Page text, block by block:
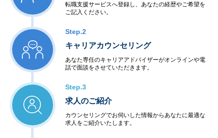
開業医や開業を目指すドクターをサポートする経営支援メディア
「クリニック未来ラボ」を運営。
います。
転職支援サービスへ登録し、あなたの経歴やご希望を
ご記入ください。
Step.2
キャリアカウンセリング
あなた専任のキャリアアドバイザーがオンラインや電
話で面談をさせていただきます。
Step.3
求人のご紹介
カウンセリングでお伺いした情報からあなたに最適な
求人をご紹介いたします。